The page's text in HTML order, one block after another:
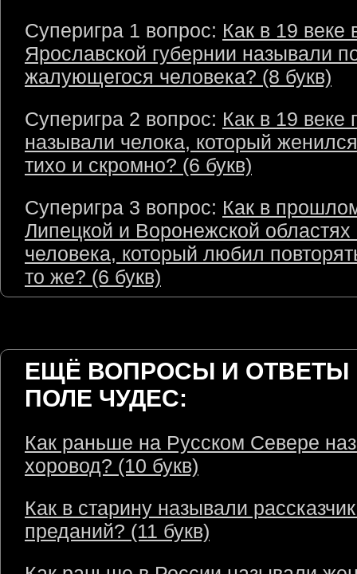
Суперигра 1 вопрос: Как в 19 веке
Ярославской губернии называли
жалующегося человека? (8 букв)
Суперигра 2 вопрос: Как в 19 веке
называли челока, который
тихо и скромно? (6 букв)
Суперигра 3 вопрос: Как в
Липецкой и Воронежской
человека, который любил
то же? (6 букв)
ЕЩЁ ВОПРОСЫ И ОТВЕТЫ
ПОЛЕ ЧУДЕС:
Как раньше на Русском Севере
хоровод? (10 букв)
Как в старину называли
преданий? (11 букв)